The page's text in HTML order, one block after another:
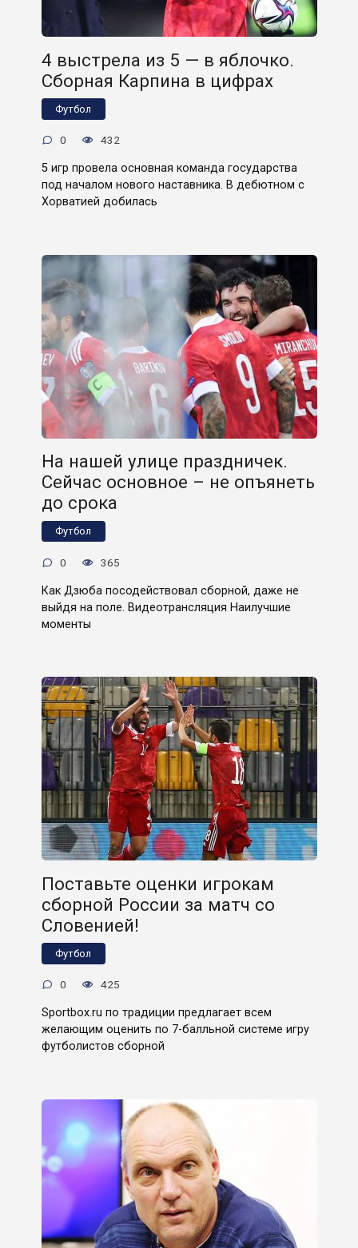
4 выстрела из 5 — в яблочко.
Сборная Карпина в цифрах
Футбол
0 432
5 игр провела основная команда государства
под началом нового наставника. В дебютном с
Хорватией добилась
На нашей улице праздничек.
Сейчас основное – не опъянеть
до срока
Футбол
0 365
Как Дзюба посодействовал сборной, даже не
выйдя на поле. Видеотрансляция Наилучшие
моменты
Поставьте оценки игрокам
сборной России за матч со
Словенией!
Футбол
0 425
Sportbox.ru по традиции предлагает всем
желающим оценить по 7-балльной системе игру
футболистов сборной